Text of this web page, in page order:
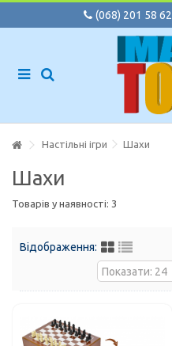
(068) 201 58 62
Настільні ігри Шахи
Шахи
Товарів у наявності: 3
Відображення: